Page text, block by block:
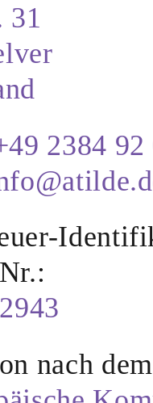
31
2384 92
nach